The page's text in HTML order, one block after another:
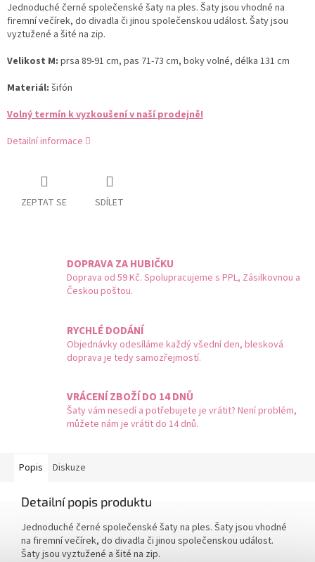
Jednoduché černé společenské šaty na ples. Šaty jsou vhodné na
firemní večírek, do divadla či jinou společenskou událost. Šaty jsou
vyztužené a šité na zip.
Velikost M: prsa 89-91 cm, pas 71-73 cm, boky volné, délka 131 cm
Materiál: šifón
Volný termín k vyzkoušení v naší prodejně!
Detailní informace
ZEPTAT SE SDÍLET
DOPRAVA ZA HUBIČKU
Doprava od 59 Kč. Spolupracujeme s PPL, Zásilkovnou a
Českou poštou.
RYCHLÉ DODÁNÍ
Objednávky odesíláme každý všední den, blesková
doprava je tedy samozřejmostí.
VRÁCENÍ ZBOŽÍ DO 14 DNŮ
Šaty vám nesedí a potřebujete je vrátit? Není problém,
můžete nám je vrátit do 14 dnů.
Popis Diskuze
Detailní popis produktu
Jednoduché černé společenské šaty na ples. Šaty jsou vhodné
na firemní večírek, do divadla či jinou společenskou událost.
Šaty jsou vyztužené a šité na zip.